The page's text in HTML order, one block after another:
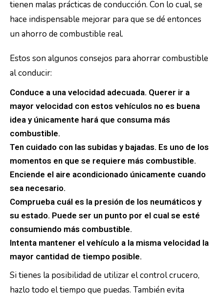
tienen malas prácticas de conducción. Con lo cual, se
hace indispensable mejorar para que se dé entonces
un ahorro de combustible real.
Estos son algunos consejos para ahorrar combustible
al conducir:
Conduce a una velocidad adecuada. Querer ir a
mayor velocidad con estos vehículos no es buena
idea y únicamente hará que consuma más
combustible.
Ten cuidado con las subidas y bajadas. Es uno de los
momentos en que se requiere más combustible.
Enciende el aire acondicionado únicamente cuando
sea necesario.
Comprueba cuál es la presión de los neumáticos y
su estado. Puede ser un punto por el cual se esté
consumiendo más combustible.
Intenta mantener el vehículo a la misma velocidad la
mayor cantidad de tiempo posible.
Si tienes la posibilidad de utilizar el control crucero,
hazlo todo el tiempo que puedas. También evita